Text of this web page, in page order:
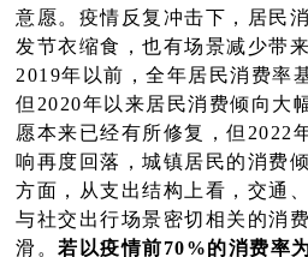
意愿。疫情反复冲击下，居民
发节衣缩食，也有场景减少带
2019年以前，全年居民消费率
但2020年以来居民消费倾向大
愿本来已经有所修复，但2022
响再度回落，城镇居民的消费
方面，从支出结构上看，交通
与社交出行场景密切相关的消
滑。若以疫情前70%的消费率